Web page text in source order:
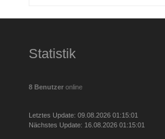
Statistik
8 Benutzer online
Letztes Update: 09.08.2026 01:15:01
Nächstes Update: 16.08.2026 01:15:01